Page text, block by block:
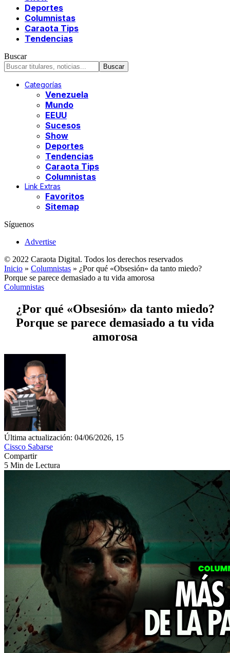
Deportes
Columnistas
Caraota Tips
Tendencias
Buscar
Categorías
Venezuela
Mundo
EEUU
Sucesos
Show
Deportes
Tendencias
Caraota Tips
Columnistas
Link Extras
Favoritos
Sitemap
Síguenos
Advertise
© 2022 Caraota Digital. Todos los derechos reservados
Inicio » Columnistas » ¿Por qué «Obsesión» da tanto miedo?
Porque se parece demasiado a tu vida amorosa
Columnistas
¿Por qué «Obsesión» da tanto miedo?
Porque se parece demasiado a tu vida
amorosa
Última actualización: 04/06/2026, 15
Cissco Sabarse
Compartir
5 Min de Lectura